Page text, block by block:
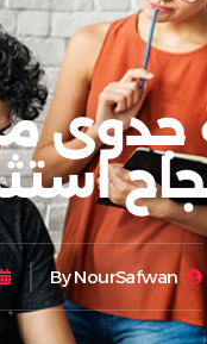
جدوى
ByNourSafwan